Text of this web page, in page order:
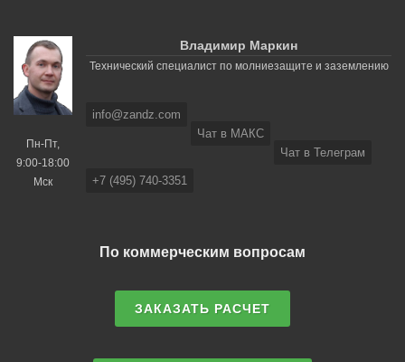
Пн-Пт,
9:00-18:00
Мск
Владимир Маркин
Технический специалист по молниезащите и заземлению
info@zandz.com
Чат в МАКС
Чат в Телеграм
+7 (495) 740-3351
По коммерческим вопросам
ЗАКАЗАТЬ РАСЧЕТ